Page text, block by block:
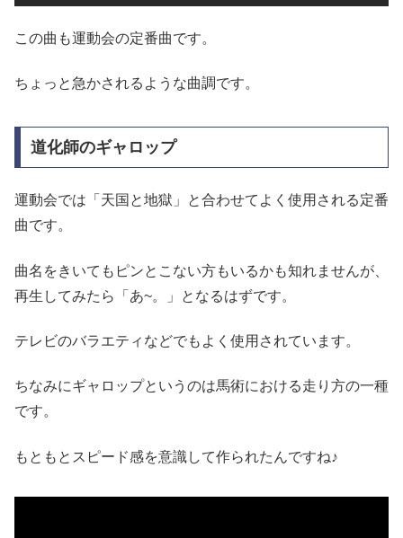
この曲も運動会の定番曲です。
ちょっと急かされるような曲調です。
道化師のギャロップ
運動会では「天国と地獄」と合わせてよく使用される定番
曲です。
曲名をきいてもピンとこない方もいるかも知れませんが、
再生してみたら「あ~。」となるはずです。
テレビのバラエティなどでもよく使用されています。
ちなみにギャロップというのは馬術における走り方の一種
です。
もともとスピード感を意識して作られたんですね♪